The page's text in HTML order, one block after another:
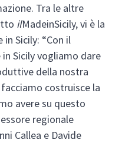
Tra le altre
ilMadeinSicily, vi è la
Sicily: “Con il
Sicily vogliamo dare
della nostra
costruisce la
avere su questo
regionale
Callea e Davide